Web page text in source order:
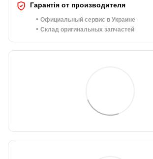
Гарантія от производителя
• Официальный сервис в Украине
• Склад оригинальных запчастей